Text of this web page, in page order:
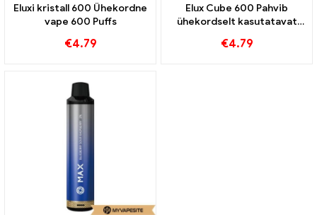
Eluxi kristall 600 Ühekordne
vape 600 Puffs
€4.79
Elux Cube 600 Pahvib
ühekordselt kasutatavat
€4.79